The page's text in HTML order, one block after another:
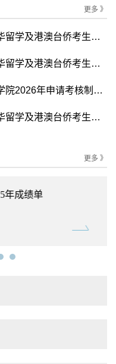
更多 》
学术学位研究生入学复试方案（秋季）
攻读硕士学位研究生入学复试方案
制与硕博连读博士生招生实施细则
硕士学位研究生入学复试方案（秋季）
更多 》
年成绩单